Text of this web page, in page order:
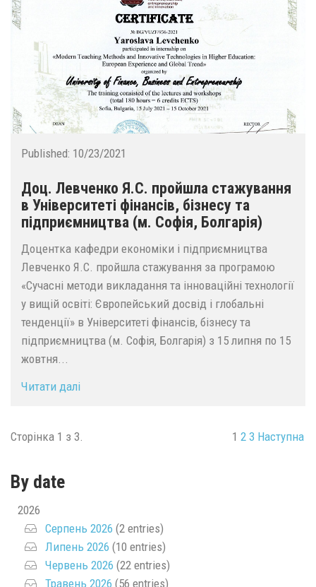
Published: 10/23/2021
Доц. Левченко Я.С. пройшла стажування
в Університеті фінансів, бізнесу та
підприємництва (м. Софія, Болгарія)
Доцентка кафедри економіки і підприємництва
Левченко Я.С. пройшла стажування за програмою
«Сучасні методи викладання та інноваційні технології
у вищій освіті: Європейський досвід і глобальні
тенденції» в Університеті фінансів, бізнесу та
підприємництва (м. Софія, Болгарія) з 15 липня по 15
жовтня...
Читати далі
Сторінка 1 з 3. 1 2 3 Наступна
By date
2026
Серпень 2026 (2 entries)
Липень 2026 (10 entries)
Червень 2026 (22 entries)
Травень 2026 (56 entries)